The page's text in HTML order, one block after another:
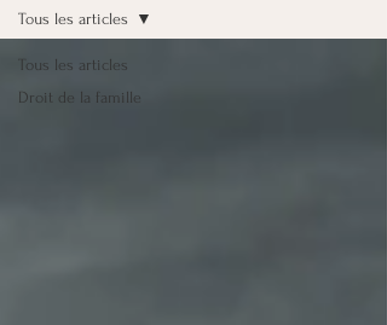
Tous les articles
Droit de la famille
Tous les articles